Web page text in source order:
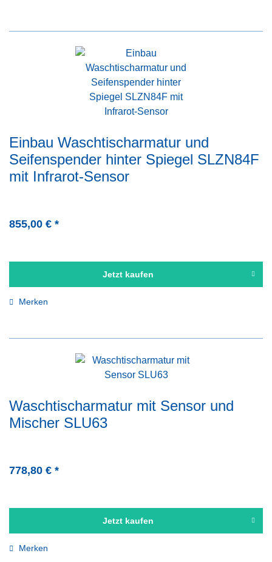
Einbau Waschtischarmatur und
Seifenspender hinter Spiegel SLZN84F
mit Infrarot-Sensor
855,00 € *
Jetzt kaufen
Merken
Waschtischarmatur mit Sensor und
Mischer SLU63
778,80 € *
Jetzt kaufen
Merken